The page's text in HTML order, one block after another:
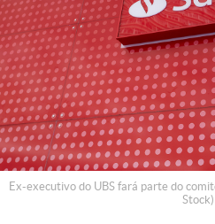
Ex-executivo do UBS fará parte do
Stock)